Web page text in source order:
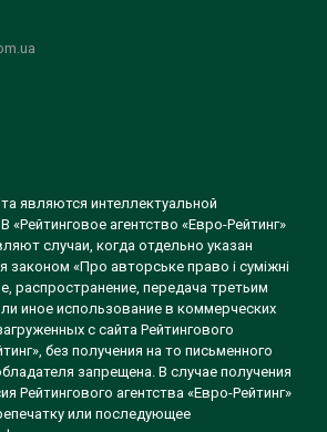
являются интеллектуальной
агентство «Евро-Рейтинг»
случаи, когда отдельно указан
законом «Про авторське право і суміжні
распространение, передача третьим
иное использование в коммерческих
с сайта Рейтингового
без получения на то письменного
запрещена. В случае получения
Рейтингового агентства «Евро-Рейтинг»
или последующее